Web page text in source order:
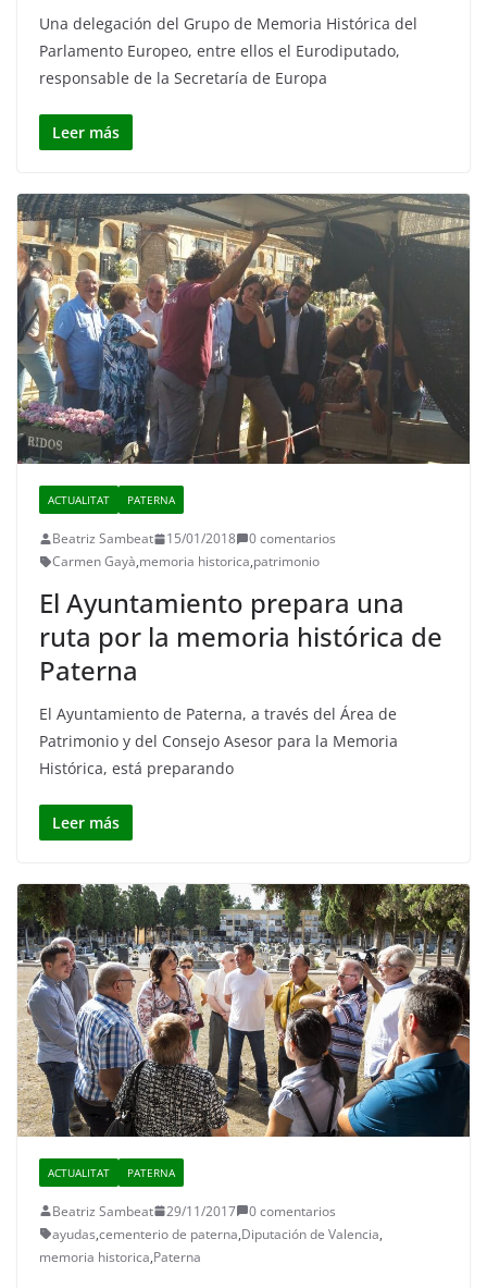
Una delegación del Grupo de Memoria Histórica del
Parlamento Europeo, entre ellos el Eurodiputado,
responsable de la Secretaría de Europa
Leer más
ACTUALITAT PATERNA
Beatriz Sambeat 15/01/2018
0 comentarios
Carmen Gayà,memoria historica,patrimonio
El Ayuntamiento prepara una
ruta por la memoria histórica de
Paterna
El Ayuntamiento de Paterna, a través del Área de
Patrimonio y del Consejo Asesor para la Memoria
Histórica, está preparando
Leer más
ACTUALITAT PATERNA
Beatriz Sambeat 29/11/2017
0 comentarios
ayudas,cementerio de paterna,Diputación de Valencia,
memoria historica,Paterna